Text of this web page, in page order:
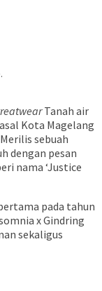
Tanah air
Kota Magelang
sebuah
dengan pesan
nama ‘Justice
pada tahun
x Gindring
sekaligus